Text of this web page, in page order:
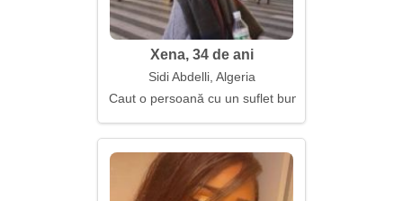
Xena, 34 de ani
Sidi Abdelli, Algeria
Caut o persoană cu un suflet bun